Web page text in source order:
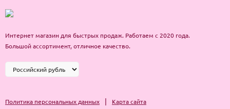
компонентами. Для этого можно протестировать его, нанеся на
нежелательной реакции немедленно прекратите использование
Интернет магазин для быстрых продаж. Работаем с 2020 года.
Большой ассортимент, отличное качество.
Политика персональных данных | Карта сайта